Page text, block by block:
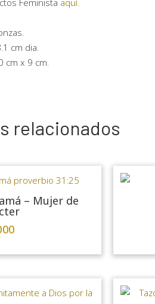
cm dia.
cm x 9 cm.
relacionados
– Mujer de